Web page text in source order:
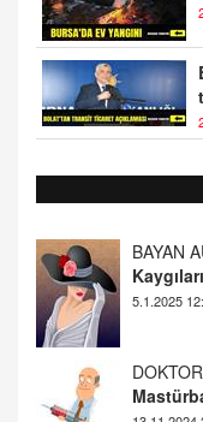
DOKTOR
13.11.2024
ALİ
Adana